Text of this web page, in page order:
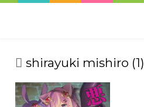
shirayuki mishiro (1)